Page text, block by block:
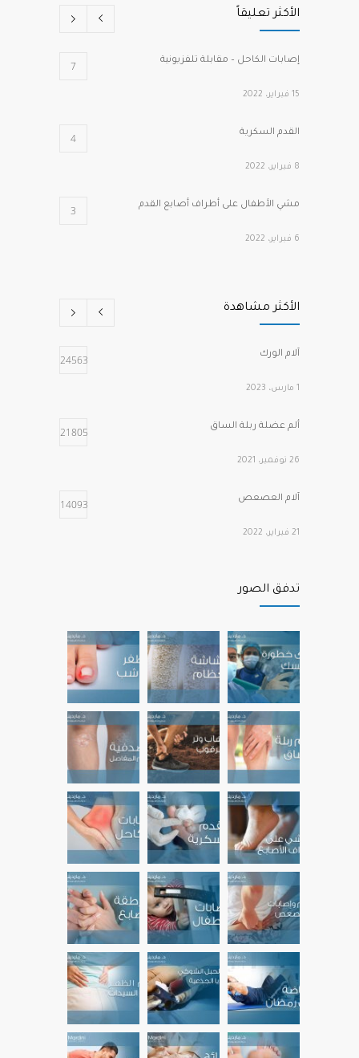
الأكثر تعليقاً
إصابات الكاحل – مقابلة تلفزيونية 7
15 فبراير، 2022
القدم السكرية 4
8 فبراير، 2022
مشي الأطفال على أطراف أصابع القدم 3
6 فبراير، 2022
1 مارس، 2022
الصدفية وآلام المفاصل 2
2 فبراير، 2022
الأكثر مشاهدة
آلام الورك 24563
1 مارس، 2023
ألم عضلة ربلة الساق 21805
26 نوفمبر، 2021
آلام العصعص 14093
21 فبراير، 2022
عند التقدم في العمر
آلام مشط القدم الأمامية 12164
22 يوليو، 2022
تدفق الصور